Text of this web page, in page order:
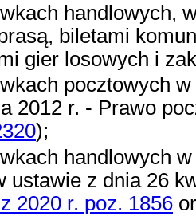
handlowych,
biletami
gier losowych i
pocztowych
2012 r. - Prawo
);
handlowych
ustawie z dnia 26
2020 r. poz. 1856